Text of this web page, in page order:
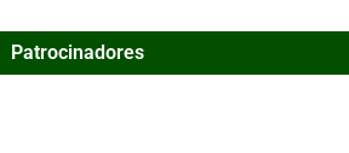
Patrocinadores